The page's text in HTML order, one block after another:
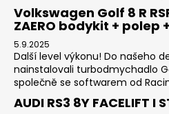
Volkswagen Golf 8 R
ZAERO bodykit + polep
5.9.2025
Další level výkonu! Do našeho
nainstalovali turbodmychadlo
společně se softwarem od
AUDI RS3 8Y FACELIFT I